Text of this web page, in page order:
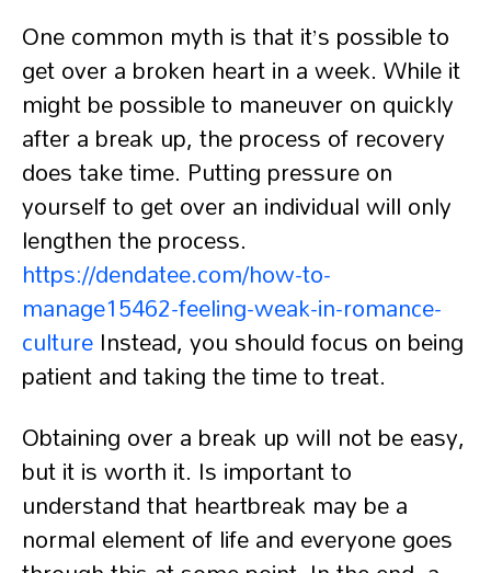
One common myth is that it’s possible to
get over a broken heart in a week. While it
might be possible to maneuver on quickly
after a break up, the process of recovery
does take time. Putting pressure on
yourself to get over an individual will only
lengthen the process.
https://dendatee.com/how-to-
manage15462-feeling-weak-in-romance-
cultureInstead, you should focus on being
patient and taking the time to treat.
Obtaining over a break up will not be easy,
but it is worth it. Is important to
understand that heartbreak may be a
normal element of life and everyone goes